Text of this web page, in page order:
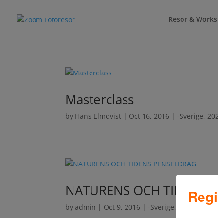
Resor &
Masterclass
by Hans Elmqvist | Oct 16, 2016 |-Sverige,
NATURENS OCH TIDENS
byadmin | Oct 9, 2016 |-Sverige,